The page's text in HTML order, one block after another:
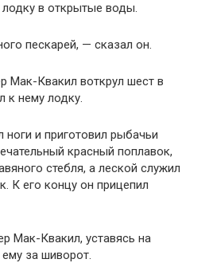
в открытые воды.
пескарей, — сказал он.
Мак-Квакил воткрул шест в
к нему лодку.
ноги и приготовил рыбачьи
красный поплавок,
стебля, а леской служил
К его концу он прицепил
Мак-Квакил, уставясь на
за шиворот.